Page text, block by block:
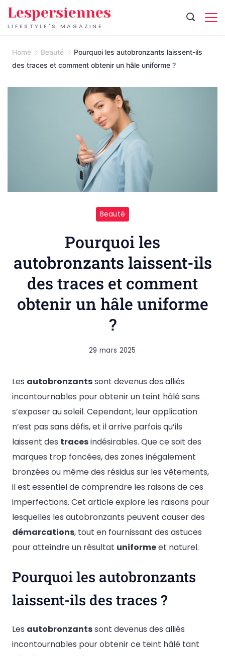
Skip
toLIFESTYLE'S MAGAZINE
Lespersiennes
Home Beauté
Pourquoi les autobronzants laissent-ils
des traces et comment obtenir un hâle uniforme ?
Beauté
Pourquoi les
autobronzants laissent-ils
des traces et comment
obtenir un hâle uniforme
?
29 mars 2025
Les autobronzantssont devenus des alliés
incontournables pour obtenir un teint hâlé sans
s’exposer au soleil. Cependant, leur application
n’est pas sans défis, et il arrive parfois qu’ils
laissent des tracesindésirables. Que ce soit des
marques trop foncées, des zones inégalement
bronzées ou même des résidus sur les vêtements,
il est essentiel de comprendre les raisons de ces
imperfections. Cet article explore les raisons pour
lesquelles les autobronzants peuvent causer des
démarcations, tout en fournissant des astuces
pour atteindre un résultat uniformeet naturel.
Pourquoi les autobronzants
laissent-ils des traces ?
Les autobronzantssont devenus des alliés
incontournables pour obtenir ce teint hâlé tant